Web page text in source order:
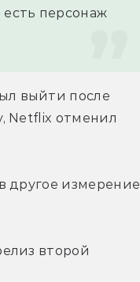
персонаж
выйти после
Netflix отменил
другое измерение
второй